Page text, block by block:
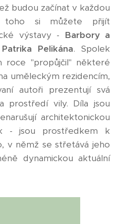
budou začínat v každou
toho si můžete přijít
výstavy - Barbory a
Patrika Pelikána. Spolek
roce "propůjčil" některé
uměleckým rezidencím,
autoři prezentují svá
prostředí vily. Díla jsou
architektonickou
- jsou prostředkem k
v němž se střetává jeho
dynamickou aktuální